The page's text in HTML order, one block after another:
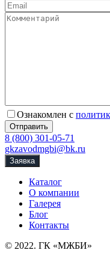
Ознакомлен с
8 (800) 301-05-71
gkzavodmgbi@bk.ru
Заявка
Каталог
О компании
Галерея
Блог
Контакты
© 2022. ГК «МЖБИ»